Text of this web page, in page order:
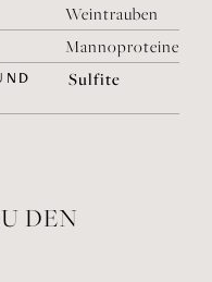
Weintrauben
Mannoproteine
Sulfite
DEN